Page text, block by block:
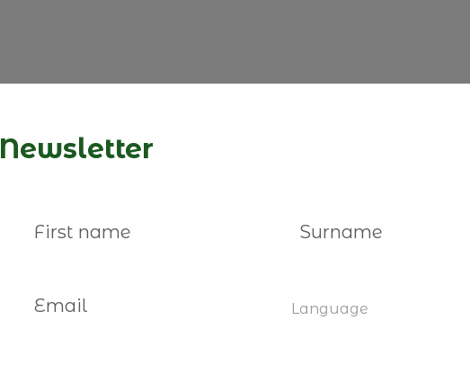
You may also be interested
Newsletter
Language